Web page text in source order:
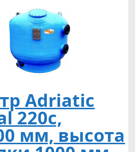
Adriatic
220c,
мм, высота